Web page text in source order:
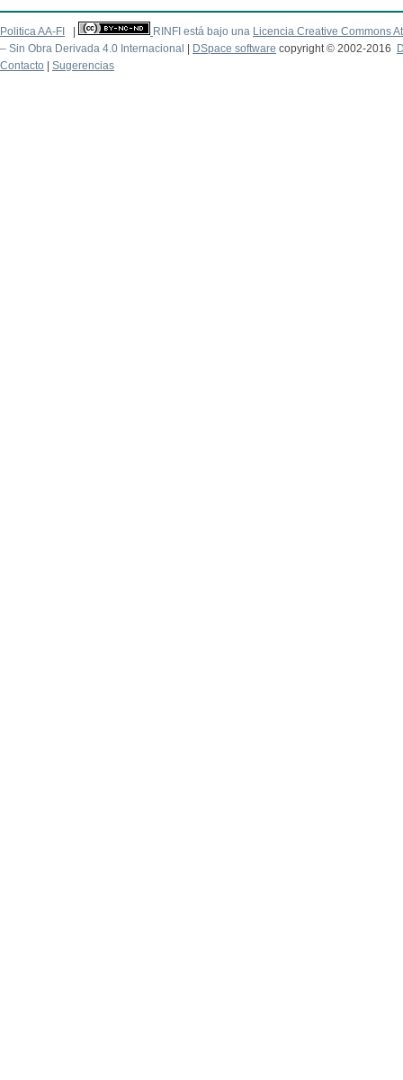
Politica AA-FI RINFI está bajo una Licencia Creative Commons
– Sin Obra Derivada 4.0 Internacional
DSpace software copyright © 2002-2016
Contacto
Sugerencias